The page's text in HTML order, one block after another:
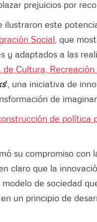
prejuicios por
este
Social , que
adaptados a las
de Cultura,
', una iniciativa de
de
de política
su compromiso con
claro que la
de sociedad
un principio de